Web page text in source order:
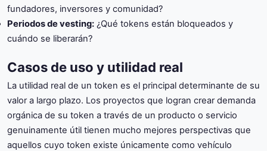
fundadores, inversores y comunidad?
Periodos de vesting: ¿Qué tokens están bloqueados y
cuándo se liberarán?
Casos de uso y utilidad real
La utilidad real de un token es el principal determinante de su
valor a largo plazo. Los proyectos que logran crear demanda
orgánica de su token a través de un producto o servicio
genuinamente útil tienen mucho mejores perspectivas que
aquellos cuyo token existe únicamente como vehículo